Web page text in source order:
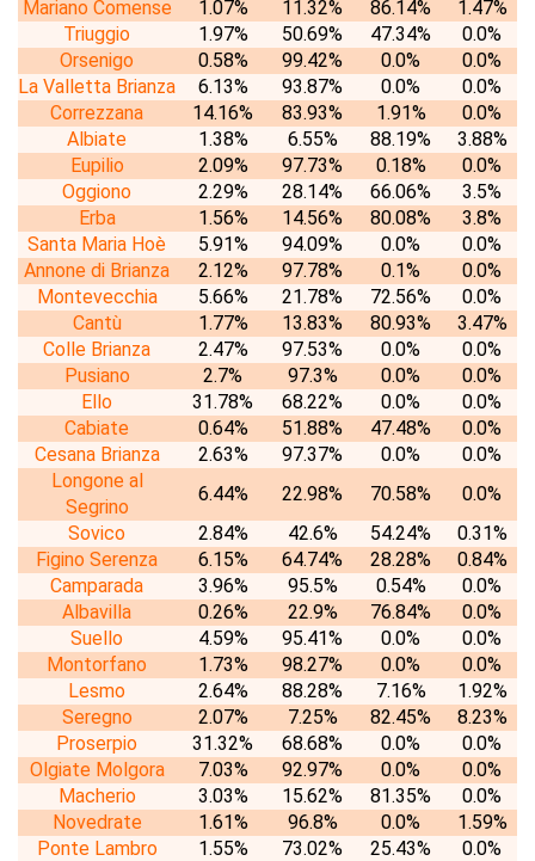
Mariano Comense 1.07% 11.32% 86.14%
1.47%
Triuggio
1.97% 50.69% 47.34%
0.0%
Orsenigo
0.58% 99.42% 0.0%
0.0%
La Valletta Brianza
6.13% 93.87% 0.0%
0.0%
Correzzana
14.16% 83.93% 1.91%
0.0%
Albiate
1.38% 6.55% 88.19%
3.88%
Eupilio
2.09% 97.73% 0.18%
0.0%
Oggiono
2.29% 28.14% 66.06%
3.5%
Erba
1.56% 14.56% 80.08%
3.8%
Santa Maria Hoè
5.91% 94.09% 0.0%
0.0%
Annone di Brianza
2.12% 97.78% 0.1%
0.0%
Montevecchia
5.66% 21.78% 72.56%
0.0%
Cantù
1.77% 13.83% 80.93%
3.47%
Colle Brianza
2.47% 97.53% 0.0%
0.0%
Pusiano
2.7% 97.3% 0.0%
0.0%
Ello
31.78% 68.22% 0.0%
0.0%
Cabiate
0.64% 51.88% 47.48%
0.0%
Cesana Brianza
2.63% 97.37% 0.0%
0.0%
Longone al
Segrino
6.44% 22.98% 70.58%
0.0%
Sovico
2.84% 42.6% 54.24%
0.31%
Figino Serenza
6.15% 64.74% 28.28%
0.84%
Camparada
3.96% 95.5% 0.54%
0.0%
Albavilla
0.26% 22.9% 76.84%
0.0%
Suello
4.59% 95.41% 0.0%
0.0%
Montorfano
1.73% 98.27% 0.0%
0.0%
Lesmo
2.64% 88.28% 7.16%
1.92%
Seregno
2.07% 7.25% 82.45%
8.23%
Proserpio
31.32% 68.68% 0.0%
0.0%
Olgiate Molgora
7.03% 92.97% 0.0%
0.0%
Macherio
3.03% 15.62% 81.35%
0.0%
Novedrate
1.61% 96.8% 0.0%
1.59%
Ponte Lambro
1.55% 73.02% 25.43%
0.0%